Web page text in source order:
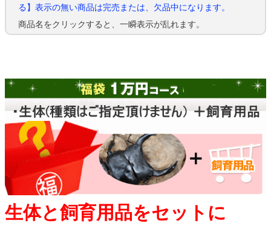
る】表示の無い商品は完売または、欠品中になります。
商品名をクリックすると、一瞬表示が乱れます。
生体と飼育用品をセットに